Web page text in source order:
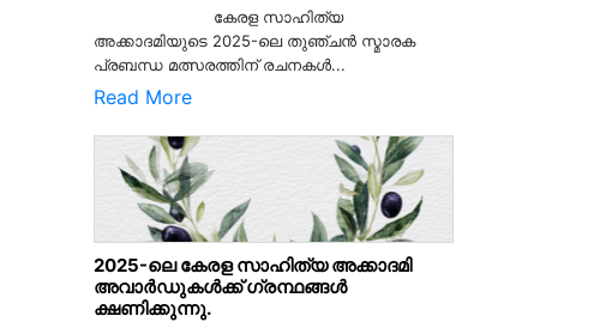
കേരള സാഹിത്യ
അക്കാദമിയുടെ 2025-ലെ തുഞ്ചൻ സ്മാരക
പ്രബന്ധ മത്സരത്തിന് രചനകൾ...
Read More
2025-ലെ കേരള സാഹിത്യ അക്കാദമി
അവാർഡുകൾക്ക് ഗ്രന്ഥങ്ങൾ
ക്ഷണിക്കുന്നു.